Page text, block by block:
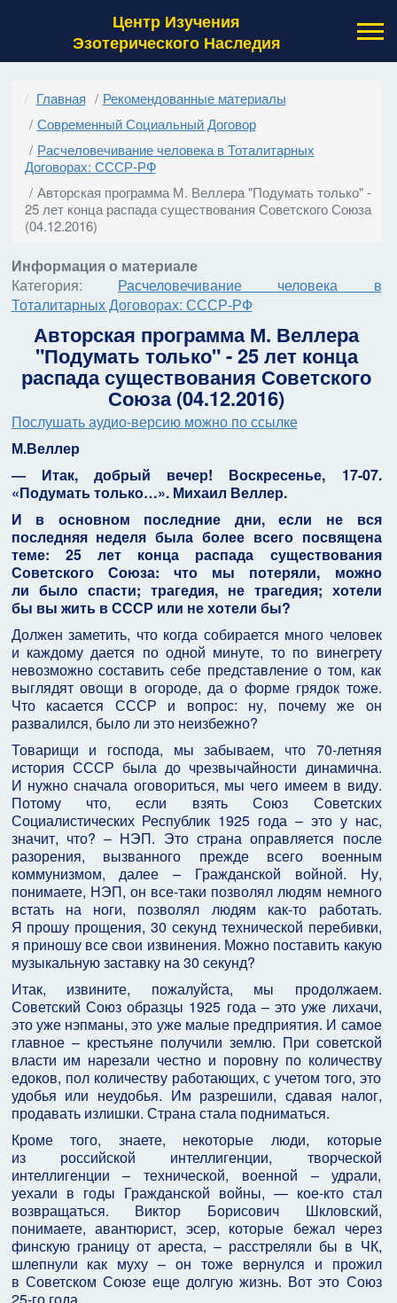
Центр Изучения
Эзотерического Наследия
Главная
Рекомендованные материалы
Современный Социальный Договор
Расчеловечивание человека в Тоталитарных
Договорах: СССР-РФ
Авторская программа М. Веллера "Подумать только" -
25 лет конца распада существования Советского Союза
(04.12.2016)
Информация о материале
Категория: Расчеловечивание человека в
Тоталитарных Договорах: СССР-РФ
Авторская программа М. Веллера
"Подумать только" - 25 лет конца
распада существования Советского
Союза (04.12.2016)
Послушать аудио-версию можно по ссылке
М.Веллер
― Итак, добрый вечер! Воскресенье, 17-07.
«Подумать только…». Михаил Веллер.
И в основном последние дни, если не вся
последняя неделя была более всего посвящена
теме: 25 лет конца распада существования
Советского Союза: что мы потеряли, можно
ли было спасти; трагедия, не трагедия; хотели
бы вы жить в СССР или не хотели бы?
Должен заметить, что когда собирается много человек
и каждому дается по одной минуте, то по винегрету
невозможно составить себе представление о том, как
выглядят овощи в огороде, да о форме грядок тоже.
Что касается СССР и вопрос: ну, почему же он
развалился, было ли это неизбежно?
Товарищи и господа, мы забываем, что 70-летняя
история СССР была до чрезвычайности динамична.
И нужно сначала оговориться, мы чего имеем в виду.
Потому что, если взять Союз Советских
Социалистических Республик 1925 года – это у нас,
значит, что? – НЭП. Это страна оправляется после
разорения, вызванного прежде всего военным
коммунизмом, далее – Гражданской войной. Ну,
понимаете, НЭП, он все-таки позволял людям немного
встать на ноги, позволял людям как-то работать.
Я прошу прощения, 30 секунд технической перебивки,
я приношу все свои извинения. Можно поставить какую
музыкальную заставку на 30 секунд?
Итак, извините, пожалуйста, мы продолжаем.
Советский Союз образцы 1925 года – это уже лихачи,
это уже нэпманы, это уже малые предприятия. И самое
главное – крестьяне получили землю. При советской
власти им нарезали честно и поровну по количеству
едоков, пол количеству работающих, с учетом того, это
удобья или неудобья. Им разрешили, сдавая налог,
продавать излишки. Страна стала подниматься.
Кроме того, знаете, некоторые люди, которые
из российской интеллигенции, творческой
интеллигенции – технической, военной – удрали,
уехали в годы Гражданской войны, — кое-кто стал
возвращаться. Виктор Борисович Шкловский,
понимаете, авантюрист, эсер, которые бежал через
финскую границу от ареста, – расстреляли бы в ЧК,
шлепнули как муху – он тоже вернулся и прожил
в Советском Союзе еще долгую жизнь. Вот это Союз